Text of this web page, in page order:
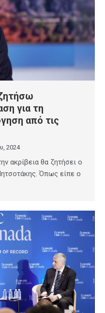
για τη
από τις
2024
ακρίβεια θα ζητήσει ο
Όπως είπε ο